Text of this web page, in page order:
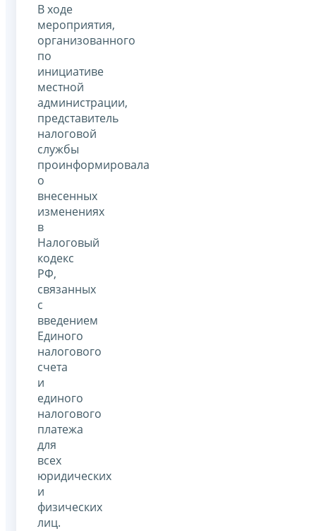
В ходе
мероприятия,
организованного
по
инициативе
местной
администрации,
представитель
налоговой
службы
проинформировала
о
внесенных
изменениях
в
Налоговый
кодекс
РФ,
связанных
с
введением
Единого
налогового
счета
и
единого
налогового
платежа
для
всех
юридических
и
физических
лиц.